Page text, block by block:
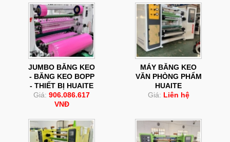
JUMBO BĂNG KEO
- BĂNG KEO BOPP
- THIẾT BỊ HUAITE
Giá: 906.086.617
VNĐ
MÁY BĂNG KEO
VĂN PHÒNG PHẨM
HUAITE
Giá: Liên hệ